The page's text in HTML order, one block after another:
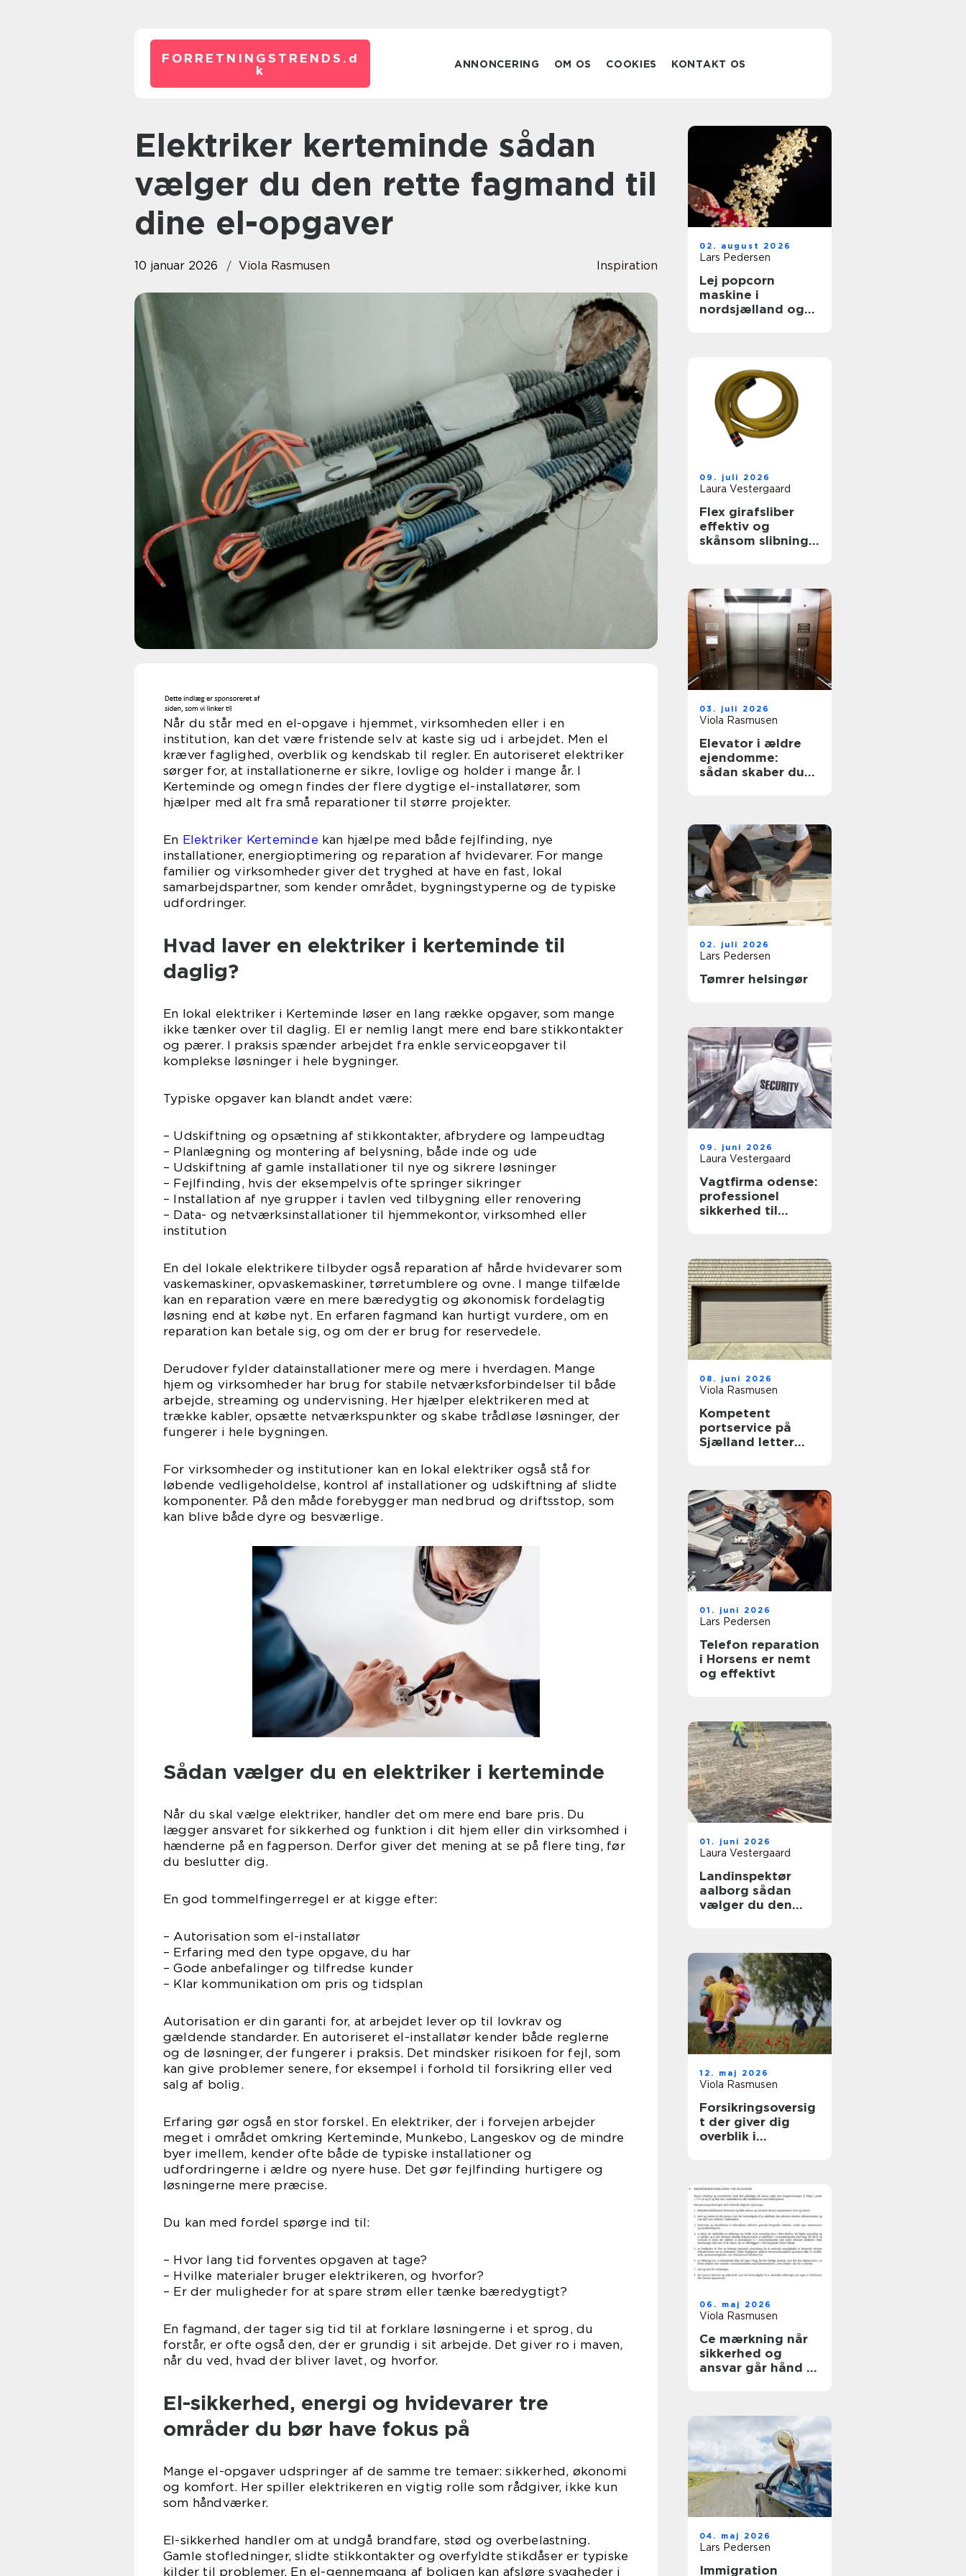
FORRETNINGSTRENDS. d
k
ANNONCERING OM OS COOKIES KONTAKT OS
Elektriker kerteminde sådan
vælger du den rette fagmand til
dine el-opgaver
10 januar 2026 Viola Rasmusen Inspiration
Når du står med en el-opgave i hjemmet, virksomheden eller i en
institution, kan det være fristende selv at kaste sig ud i arbejdet. Men el
kræver faglighed, overblik og kendskab til regler. En autoriseret elektriker
sørger for, at installationerne er sikre, lovlige og holder i mange år. I
Kerteminde og omegn findes der flere dygtige el-installatører, som
hjælper med alt fra små reparationer til større projekter.
En Elektriker Kerteminde kan hjælpe med både fejlfinding, nye
installationer, energioptimering og reparation af hvidevarer. For mange
familier og virksomheder giver det tryghed at have en fast, lokal
samarbejdspartner, som kender området, bygningstyperne og de typiske
udfordringer.
Hvad laver en elektriker i kerteminde til
daglig?
En lokal elektriker i Kerteminde løser en lang række opgaver, som mange
ikke tænker over til daglig. El er nemlig langt mere end bare stikkontakter
og pærer. I praksis spænder arbejdet fra enkle serviceopgaver til
komplekse løsninger i hele bygninger.
Typiske opgaver kan blandt andet være:
– Udskiftning og opsætning af stikkontakter, afbrydere og lampeudtag
– Planlægning og montering af belysning, både inde og ude
– Udskiftning af gamle installationer til nye og sikrere løsninger
– Fejlfinding, hvis der eksempelvis ofte springer sikringer
– Installation af nye grupper i tavlen ved tilbygning eller renovering
– Data- og netværksinstallationer til hjemmekontor, virksomhed eller
institution
En del lokale elektrikere tilbyder også reparation af hårde hvidevarer som
vaskemaskiner, opvaskemaskiner, tørretumblere og ovne. I mange tilfælde
kan en reparation være en mere bæredygtig og økonomisk fordelagtig
løsning end at købe nyt. En erfaren fagmand kan hurtigt vurdere, om en
reparation kan betale sig, og om der er brug for reservedele.
Derudover fylder datainstallationer mere og mere i hverdagen. Mange
hjem og virksomheder har brug for stabile netværksforbindelser til både
arbejde, streaming og undervisning. Her hjælper elektrikeren med at
trække kabler, opsætte netværkspunkter og skabe trådløse løsninger, der
fungerer i hele bygningen.
For virksomheder og institutioner kan en lokal elektriker også stå for
løbende vedligeholdelse, kontrol af installationer og udskiftning af slidte
komponenter. På den måde forebygger man nedbrud og driftsstop, som
kan blive både dyre og besværlige.
Sådan vælger du en elektriker i kerteminde
Når du skal vælge elektriker, handler det om mere end bare pris. Du
lægger ansvaret for sikkerhed og funktion i dit hjem eller din virksomhed i
hænderne på en fagperson. Derfor giver det mening at se på flere ting, før
du beslutter dig.
En god tommelfingerregel er at kigge efter:
– Autorisation som el-installatør
– Erfaring med den type opgave, du har
– Gode anbefalinger og tilfredse kunder
– Klar kommunikation om pris og tidsplan
Autorisation er din garanti for, at arbejdet lever op til lovkrav og
gældende standarder. En autoriseret el-installatør kender både reglerne
og de løsninger, der fungerer i praksis. Det mindsker risikoen for fejl, som
kan give problemer senere, for eksempel i forhold til forsikring eller ved
salg af bolig.
Erfaring gør også en stor forskel. En elektriker, der i forvejen arbejder
meget i området omkring Kerteminde, Munkebo, Langeskov og de mindre
byer imellem, kender ofte både de typiske installationer og
udfordringerne i ældre og nyere huse. Det gør fejlfinding hurtigere og
løsningerne mere præcise.
Du kan med fordel spørge ind til:
– Hvor lang tid forventes opgaven at tage?
– Hvilke materialer bruger elektrikeren, og hvorfor?
– Er der muligheder for at spare strøm eller tænke bæredygtigt?
En fagmand, der tager sig tid til at forklare løsningerne i et sprog, du
forstår, er ofte også den, der er grundig i sit arbejde. Det giver ro i maven,
når du ved, hvad der bliver lavet, og hvorfor.
El-sikkerhed, energi og hvidevarer tre
områder du bør have fokus på
Mange el-opgaver udspringer af de samme tre temaer: sikkerhed, økonomi
og komfort. Her spiller elektrikeren en vigtig rolle som rådgiver, ikke kun
som håndværker.
El-sikkerhed handler om at undgå brandfare, stød og overbelastning.
Gamle stofledninger, slidte stikkontakter og overfyldte stikdåser er typiske
kilder til problemer. En el-gennemgang af boligen kan afsløre svagheder i
02. august 2026
Lars Pedersen
Lej popcorn
maskine i
nordsjælland og
09. juli 2026
Laura Vestergaard
Flex girafsliber
effektiv og
skånsom slibning
03. juli 2026
Viola Rasmusen
Elevator i ældre
ejendomme:
sådan skaber du
02. juli 2026
Lars Pedersen
Tømrer helsingør
09. juni 2026
Laura Vestergaard
Vagtfirma odense:
professionel
sikkerhed til
08. juni 2026
Viola Rasmusen
Kompetent
portservice på
Sjælland letter
01. juni 2026
Lars Pedersen
Telefon reparation
i Horsens er nemt
og effektivt
01. juni 2026
Laura Vestergaard
Landinspektør
aalborg sådan
vælger du den
12. maj 2026
Viola Rasmusen
Forsikringsoversig
t der giver dig
overblik i
06. maj 2026
Viola Rasmusen
Ce mærkning når
sikkerhed og
ansvar går hånd i
04. maj 2026
Lars Pedersen
Immigration